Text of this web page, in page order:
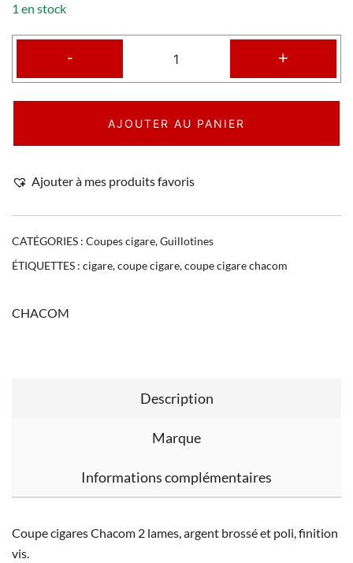
1 en stock
- +
AJOUTER AU PANIER
Ajouter à mes produits favoris
CATÉGORIES : Coupes cigare,Guillotines
ÉTIQUETTES : cigare,coupe cigare,coupe cigare chacom
CHACOM
Description
Marque
Informations complémentaires
Coupe cigares Chacom 2 lames, argent brossé et poli, finition
vis.